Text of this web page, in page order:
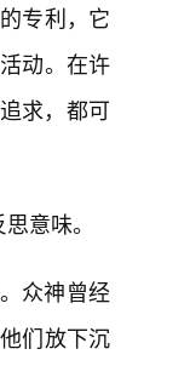
专利，它
动。在许
求，都可
意味。
众神曾经
们放下沉